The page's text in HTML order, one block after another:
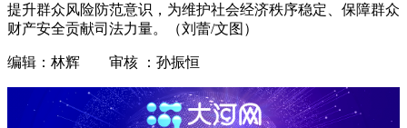
提升群众风险防范意识，为维护社会经济秩序稳定、保障群众
财产安全贡献司法力量。（刘蕾/文图）
编辑：林辉 审核 ：孙振恒